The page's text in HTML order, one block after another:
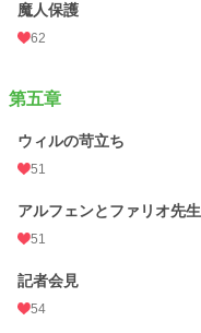
魔人保護
62
第五章
ウィルの苛立ち
51
アルフェンとファリオ先生
51
記者会見
54